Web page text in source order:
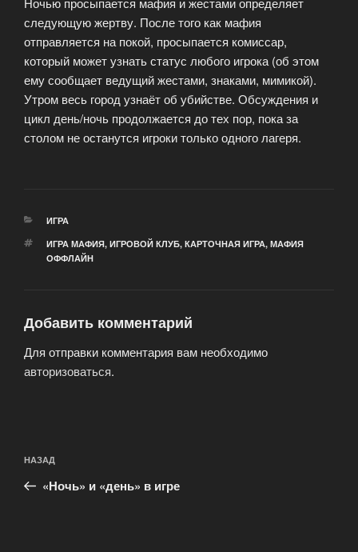
следующую жертву. После того как мафия
отправляется на покой, просыпается комиссар,
который может узнать статус любого игрока (об этом
ему сообщает ведущий жестами, знаками, мимикой).
Утром весь город узнаёт об убийстве. Обсуждения и
цикл день/ночь продолжается до тех пор, пока за
столом не останутся игроки только одного лагеря.
РУБРИКИ
ИГРА
МЕТКИ
ИГРА МАФИЯ, ИГРОВОЙ КЛУБ, КАРТОЧНАЯ ИГРА, МАФИЯ
ОФФЛАЙН
Добавить комментарий
Для отправки комментария вам необходимо
авторизоваться.
по
записям
Предыдущая
запись:
НАЗАД
«Ночь» и «день» в игре